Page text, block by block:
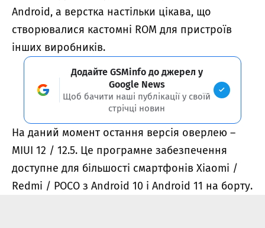
Android, а верстка настільки цікава, що
створювалися кастомні ROM для пристроїв
інших виробників.
Додайте GSMinfo до джерел у
Google News
Щоб бачити наші публікації у своїй
стрічці новин
На даний момент остання версія оверлею –
MIUI 12 / 12.5. Це програмне забезпечення
доступне для більшості смартфонів Xiaomi /
Redmi / POCO з Android 10 і Android 11 на борту.